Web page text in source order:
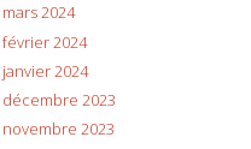
mars 2024
février 2024
janvier 2024
décembre 2023
novembre 2023